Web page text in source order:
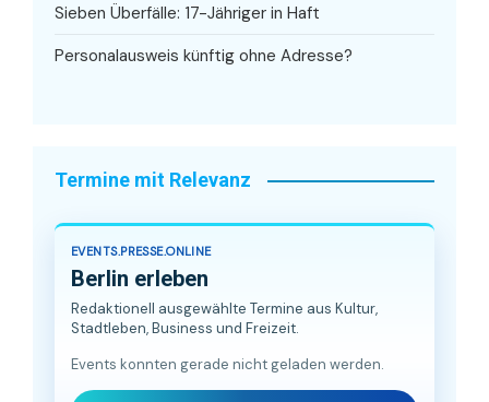
Sieben Überfälle: 17-Jähriger in Haft
Personalausweis künftig ohne Adresse?
Termine mit Relevanz
EVENTS.PRESSE.ONLINE
Berlin erleben
Redaktionell ausgewählte Termine aus Kultur,
Stadtleben, Business und Freizeit.
Events konnten gerade nicht geladen werden.